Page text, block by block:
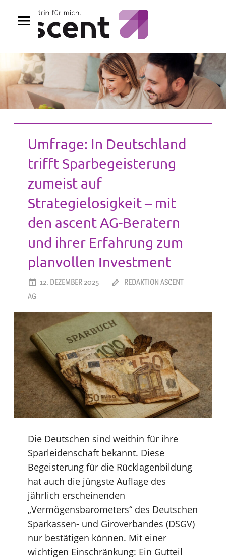
Inhalt
Umfrage: In Deutschland
trifft Sparbegeisterung
zumeist auf
Strategielosigkeit – mit
den ascent AG-Beratern
und ihrer Erfahrung zum
planvollen Investment
12. DEZEMBER 2025
REDAKTION ASCENT
AG
Die Deutschen sind weithin für ihre
Sparleidenschaft bekannt. Diese
Begeisterung für die Rücklagenbildung
hat auch die jüngste Auflage des
jährlich erscheinenden
„Vermögensbarometers“ des Deutschen
Sparkassen- und Giroverbandes (DSGV)
nur bestätigen können. Mit einer
wichtigen Einschränkung: Ein Gutteil